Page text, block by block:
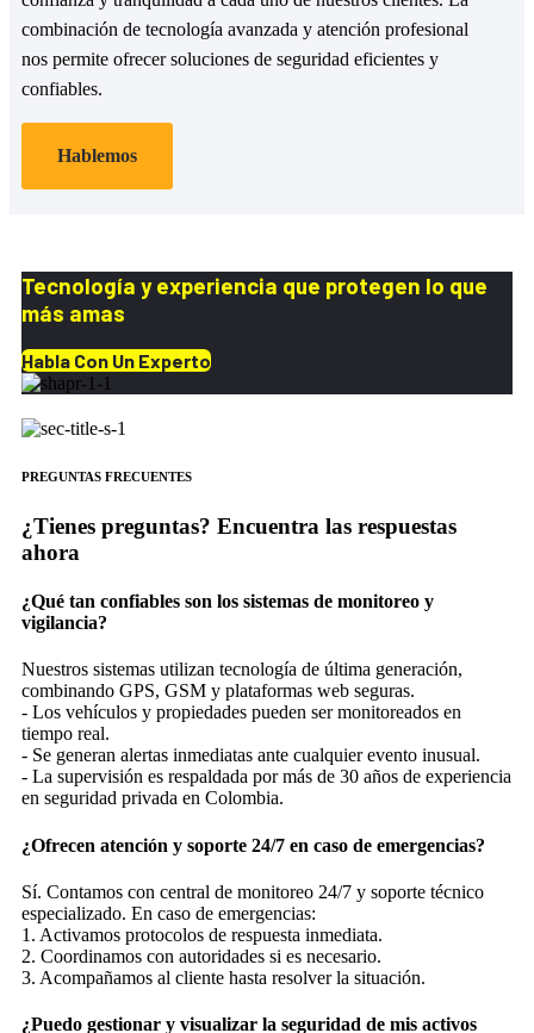
combinación de tecnología avanzada y atención profesional
nos permite ofrecer soluciones de seguridad eficientes y
confiables.
Hablemos
Tecnología y experiencia que protegen lo que
más amas
Habla Con Un Experto
PREGUNTAS FRECUENTES
¿Tienes preguntas? Encuentra las respuestas
ahora
¿Qué tan confiables son los sistemas de monitoreo y
vigilancia?
Nuestros sistemas utilizan tecnología de última generación,
combinando GPS, GSM y plataformas web seguras.
- Los vehículos y propiedades pueden ser monitoreados en
tiempo real.
- Se generan alertas inmediatas ante cualquier evento inusual.
- La supervisión es respaldada por más de 30 años de experiencia
en seguridad privada en Colombia.
¿Ofrecen atención y soporte 24/7 en caso de emergencias?
Sí. Contamos con central de monitoreo 24/7 y soporte técnico
especializado. En caso de emergencias:
1. Activamos protocolos de respuesta inmediata.
2. Coordinamos con autoridades si es necesario.
3. Acompañamos al cliente hasta resolver la situación.
¿Puedo gestionar y visualizar la seguridad de mis activos